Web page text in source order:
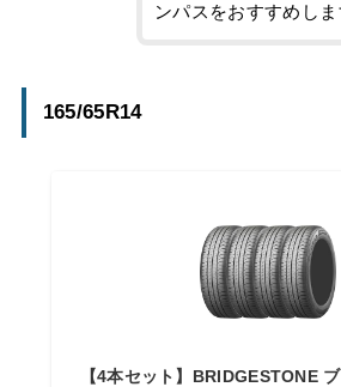
ンパスをおすすめしま
165/65R14
【4本セット】BRIDGESTONE